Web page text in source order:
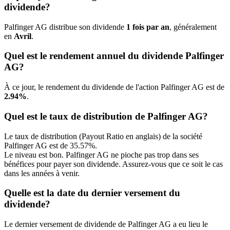
dividende?
Palfinger AG distribue son dividende 1 fois par an, généralement
en Avril.
Quel est le rendement annuel du dividende Palfinger
AG?
À ce jour, le rendement du dividende de l'action Palfinger AG est de
2.94%.
Quel est le taux de distribution de Palfinger AG?
Le taux de distribution (Payout Ratio en anglais) de la société
Palfinger AG est de 35.57%.
Le niveau est bon. Palfinger AG ne pioche pas trop dans ses
bénéfices pour payer son dividende. Assurez-vous que ce soit le cas
dans les années à venir.
Quelle est la date du dernier versement du
dividende?
Le dernier versement de dividende de Palfinger AG a eu lieu le